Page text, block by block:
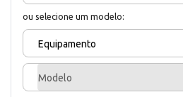
ou selecione um modelo:
Equipamento
Modelo